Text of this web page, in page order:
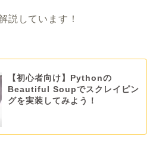
説しています！
【初心者向け】Pythonの
Beautiful Soupでスクレイピン
グを実装してみよう！